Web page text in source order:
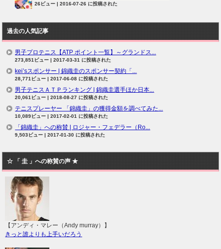
26ビュー |2016-07-26 に投稿された
過去の人気記事
男子プロテニス【ATP ポイント一覧】～グランドス...
273,851ビュー |2017-03-31 に投稿された
kei’sスポンサー | 錦織圭のスポンサー契約「...
28,771ビュー |2017-06-08 に投稿された
男子テニスＡＴＰランキング | 錦織圭選手ほか日本...
20,061ビュー |2018-08-27 に投稿された
テニスプレーヤー 「錦織圭」の獲得金額を調べてみた...
10,089ビュー |2017-02-01 に投稿された
「錦織圭」への称賛 | ロジャー・フェデラー（Ro...
9,503ビュー |2017-01-30 に投稿された
☆ 「 圭 」への称賛の声 ★
【アンディ・マレー（Andy murray）】
きっと誰よりも上手いだろう